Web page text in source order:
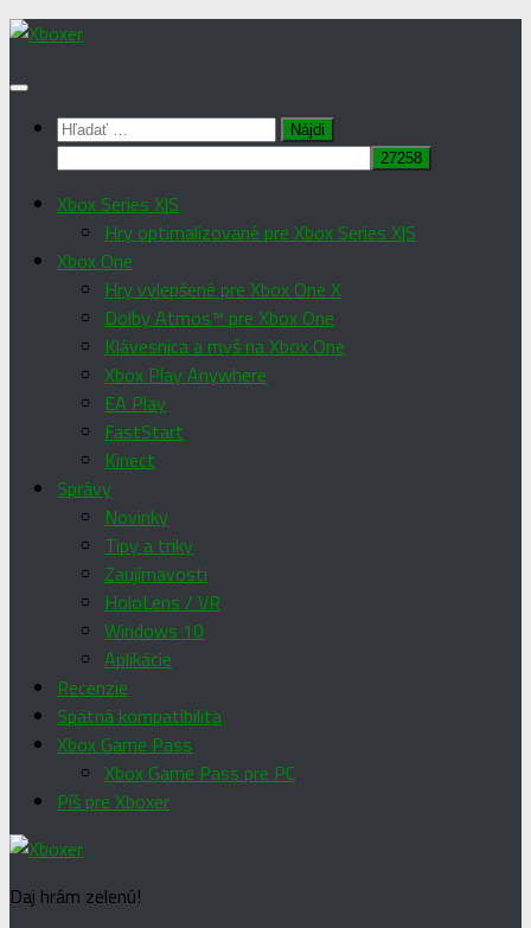
Preskočiť
obsah
Hľadať:
Xbox Series X|S
Hry optimalizované pre Xbox Series X|S
Xbox One
Hry vylepšené pre Xbox One X
Dolby Atmos™ pre Xbox One
Klávesnica a myš na Xbox One
Xbox Play Anywhere
EA Play
FastStart
Kinect
Správy
Novinky
Tipy a triky
Zaujímavosti
HoloLens / VR
Windows 10
Aplikácie
Recenzie
Spätná kompatibilita
Xbox Game Pass
Xbox Game Pass pre PC
Píš pre Xboxer
Daj hrám zelenú!